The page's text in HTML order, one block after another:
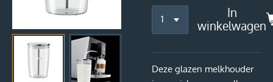
In
winkelwagen
Deze glazen melkhouder